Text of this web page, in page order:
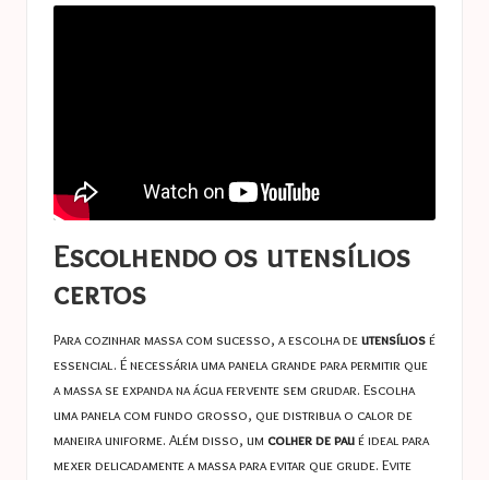
Escolhendo os utensílios
certos
Para cozinhar massa com sucesso, a escolha deutensíliosé
essencial. É necessária uma panela grande para permitir que
a massa se expanda na água fervente sem grudar. Escolha
uma panela com fundo grosso, que distribua o calor de
maneira uniforme. Além disso, um colher de paué ideal para
mexer delicadamente a massa para evitar que grude. Evite